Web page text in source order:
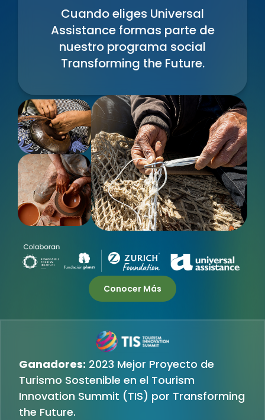
Cuando eliges Universal
Assistance formas parte de
nuestro programa social
Transforming the Future.
Conocer Más
Ganadores: 2023 Mejor Proyecto de
Turismo Sostenible en el Tourism
Innovation Summit (TIS) por Transforming
the Future.